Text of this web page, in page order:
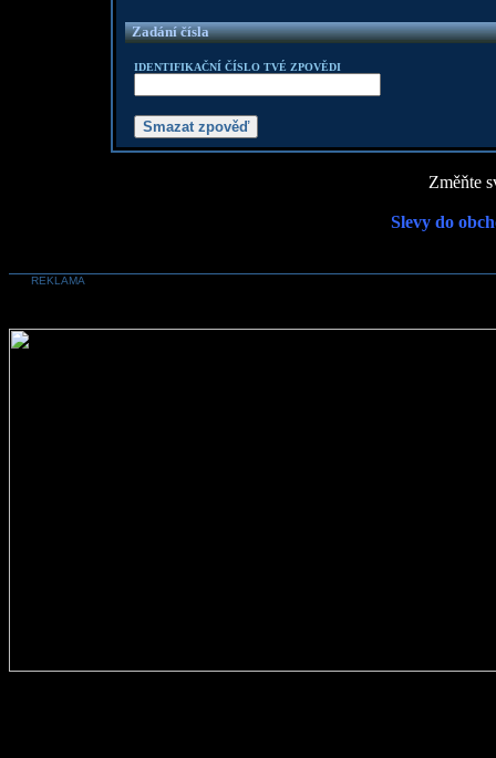
Zadání čísla
IDENTIFIKAČNÍ ČÍSLO TVÉ ZPOVĚDI
Změňte
Slevy do
REKLAMA